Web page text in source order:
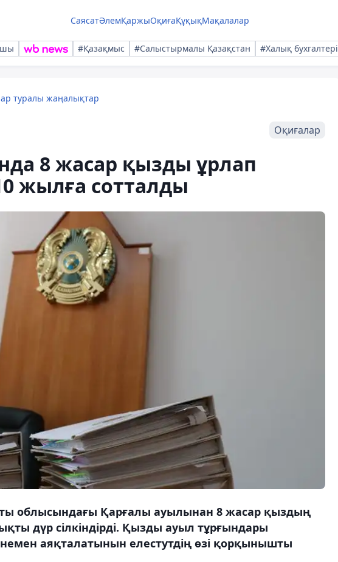
СаясатӘлемҚаржыОқиғаҚұқықМақалалар
#Қазақмыс #Салыстырмалы Қазақстан #Халық бухгалтері
туралы жаңалықтар
Оқиғалар
8 жасар қызды ұрлап
жылға сотталды
облысындағы Қарғалы ауылынан 8 жасар қыздың
дүр сілкіндірді. Қызды ауыл тұрғындары
аяқталатынын елестутдің өзі қорқынышты